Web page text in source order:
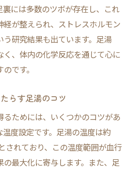
裏には多数のツボが存在し、これ
経が整えられ、ストレスホルモン
う研究結果も出ています。足湯
く、体内の化学反応を通じて心に
です。
らす足湯のコツ
ためには、いくつかのコツがあ
温度設定です。足湯の温度は約
れており、この温度範囲が血行
の最大化に寄与します。また、足